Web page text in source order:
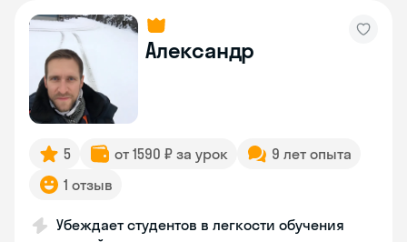
Александр
5 от 1590 ₽ за урок
9 лет опыта
1 отзыв
Убеждает студентов в легкости обучения